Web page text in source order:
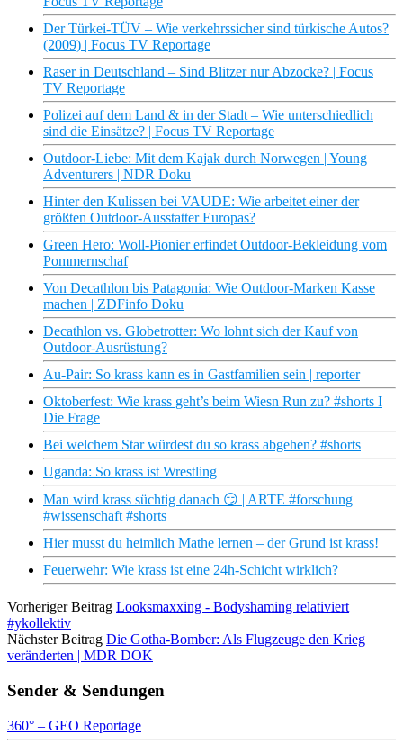
Der Türkei-TÜV – Wie verkehrssicher sind türkische Autos?
(2009) | Focus TV Reportage
Raser in Deutschland – Sind Blitzer nur Abzocke? | Focus
TV Reportage
Polizei auf dem Land & in der Stadt – Wie unterschiedlich
sind die Einsätze? | Focus TV Reportage
Outdoor-Liebe: Mit dem Kajak durch Norwegen | Young
Adventurers | NDR Doku
Hinter den Kulissen bei VAUDE: Wie arbeitet einer der
größten Outdoor-Ausstatter Europas?
Green Hero: Woll-Pionier erfindet Outdoor-Bekleidung vom
Pommernschaf
Von Decathlon bis Patagonia: Wie Outdoor-Marken Kasse
machen | ZDFinfo Doku
Decathlon vs. Globetrotter: Wo lohnt sich der Kauf von
Outdoor-Ausrüstung?
Au-Pair: So krass kann es in Gastfamilien sein | reporter
Oktoberfest: Wie krass geht’s beim Wiesn Run zu? #shorts I
Die Frage
Bei welchem Star würdest du so krass abgehen? #shorts
Uganda: So krass ist Wrestling
Man wird krass süchtig danach 😏 | ARTE #forschung
#wissenschaft #shorts
Hier musst du heimlich Mathe lernen – der Grund ist krass!
Feuerwehr: Wie krass ist eine 24h-Schicht wirklich?
Vorheriger Beitrag Looksmaxxing - Bodyshaming relativiert
#ykollektiv
Nächster Beitrag Die Gotha-Bomber: Als Flugzeuge den Krieg
veränderten | MDR DOK
Sender & Sendungen
360° – GEO Reportage